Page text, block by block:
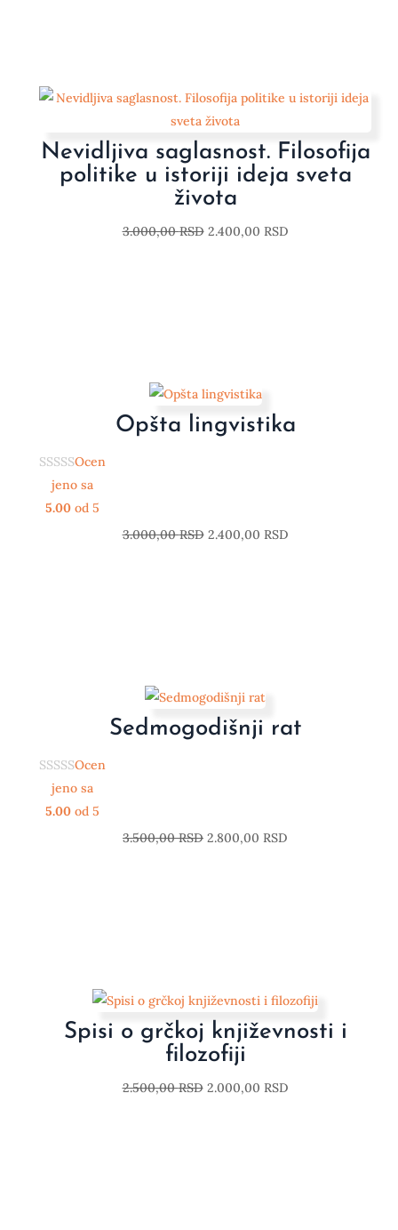
Nevidljiva saglasnost. Filosofija
politike u istoriji ideja sveta
života
3.000,00RSD 2.400,00 RSD
Opšta lingvistika
Ocen
jeno sa
5.00 od 5
3.000,00RSD 2.400,00 RSD
Sedmogodišnji rat
Ocen
jeno sa
5.00 od 5
3.500,00RSD 2.800,00 RSD
Spisi o grčkoj književnosti i
filozofiji
2.500,00RSD 2.000,00 RSD